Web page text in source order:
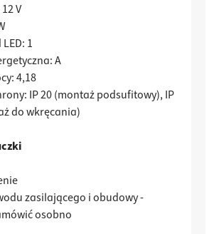
V
1
A
4,18
IP 20 (montaż podsufitowy), IP
do wkręcania)
zasilającego i obudowy -
osobno